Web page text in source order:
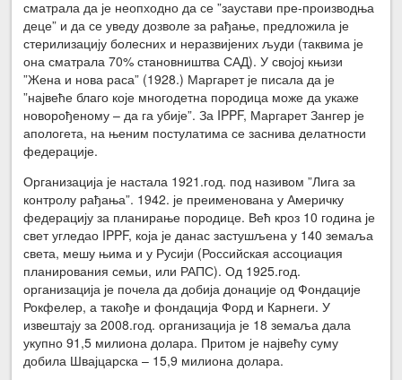
сматрала да је неопходно да се ”заустави пре-производња
деце” и да се уведу дозволе за рађање, предложила је
стерилизацију болесних и неразвијених људи (таквима је
она сматрала 70% становништва САД). У својој књизи
”Жена и нова раса” (1928.) Маргарет је писала да је
”највеће благо које многодетна породица може да укаже
новорођеному – да га убије”. За IPPF, Маргарет Зангер је
апологета, на њеним постулатима се заснива делатности
федерације.
Организација је настала 1921.год. под називом ”Лига за
контролу рађања”. 1942. је преименована у Америчку
федерацију за планирање породице. Већ кроз 10 година је
свет угледао IPPF, која је данас застушљена у 140 земаља
света, мешу њима и у Русији (Российская ассоциация
планирования семьи, или РАПС). Од 1925.год.
организација је почела да добија донације од Фондације
Рокфелер, а такође и фондација Форд и Карнеги. У
извештају за 2008.год. организација је 18 земаља дала
укупно 91,5 милиона долара. Притом је највећу суму
добила Швајцарска – 15,9 милиона долара.